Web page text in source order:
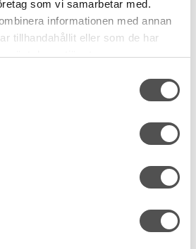
som vi samarbetar med.
informationen med annan
tillhandahållit eller som de har
deras tjänster.
2-pack